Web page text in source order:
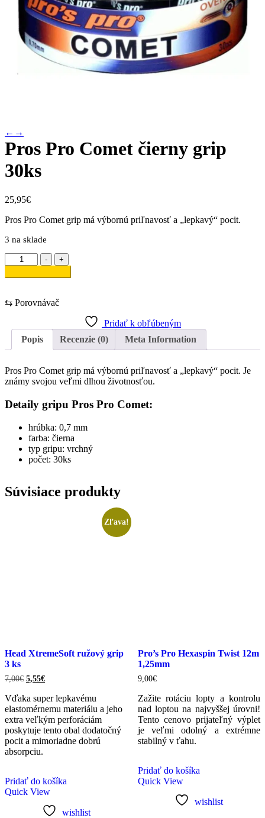
← →
Pros Pro Comet čierny grip
30ks
25,95€
Pros Pro Comet grip má výbornú priľnavosť a „lepkavý“ pocit.
3 na sklade
-
množstvo
Pros
Pro
čierny
+
⇆ Porovnávač
Pridať k obľúbeným
Popis
Recenzie (0) Meta Information
Pros Pro Comet grip má výbornú priľnavosť a „lepkavý“ pocit. Je
známy svojou veľmi dlhou životnosťou.
Detaily gripu Pros Pro Comet:
hrúbka: 0,7 mm
farba: čierna
typ gripu: vrchný
počet: 30ks
Súvisiace produkty
Zľava!
Head XtremeSoft ružový grip
3 ks
7,00€ Pôvodná
bola:
7,00€.
5,55€Aktuálna
je:
5,55€.
Vďaka super lepkavému
elastomérnemu materiálu a jeho
extra veľkým perforáciám
poskytuje tento obal dodatočný
pocit a mimoriadne dobrú
absorpciu.
Pridať do košíka
Quick View
wishlist
Pro’s Pro Hexaspin Twist 12m
1,25mm
9,00€
Zažite rotáciu lopty a kontrolu
nad loptou na najvyššej úrovni!
Tento cenovo prijateľný výplet
je veľmi odolný a extrémne
stabilný v ťahu.
Pridať do košíka
Quick View
wishlist